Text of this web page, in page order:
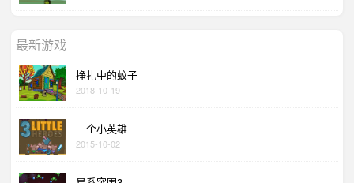
最新游戏
挣扎中的蚊子
2018-10-19
三个小英雄
2015-10-02